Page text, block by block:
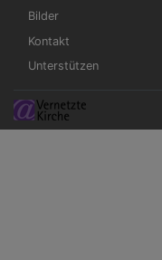
Bilder
Kontakt
Unterstützen